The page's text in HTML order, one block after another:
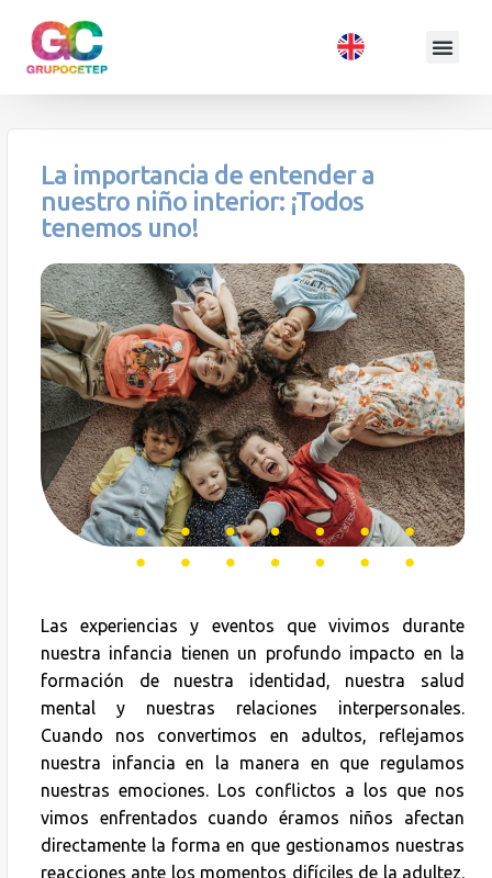
La importancia de entender a
nuestro niño interior: ¡Todos
tenemos uno!
Las experiencias y eventos que vivimos durante
nuestra infancia tienen un profundo impacto en la
formación de nuestra identidad, nuestra salud
mental y nuestras relaciones interpersonales.
Cuando nos convertimos en adultos, reflejamos
nuestra infancia en la manera en que regulamos
nuestras emociones. Los conflictos a los que nos
vimos enfrentados cuando éramos niños afectan
directamente la forma en que gestionamos nuestras
reacciones ante los momentos difíciles de la adultez.